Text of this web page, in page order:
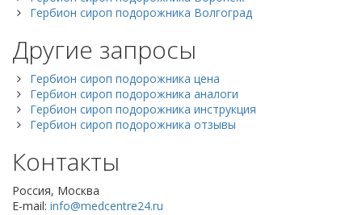
Гербион сироп подорожника Волгоград
Другие запросы
Гербион сироп подорожника цена
Гербион сироп подорожника аналоги
Гербион сироп подорожника инструкция
Гербион сироп подорожника отзывы
Контакты
Россия, Москва
E-mail: info@medcentre24.ru